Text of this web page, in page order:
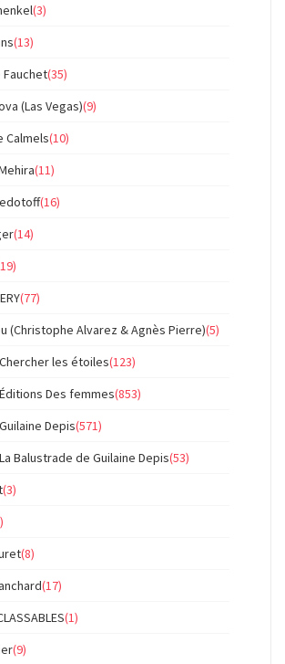
(3)
(13)
Fauchet(35)
(Las Vegas)(9)
Calmels(10)
(11)
(16)
(14)
(77)
(Christophe Alvarez & Agnès Pierre)(5)
les étoiles(123)
Des femmes(853)
Depis(571)
Balustrade de Guilaine Depis(53)
(3)
(8)
(17)
(1)
(9)